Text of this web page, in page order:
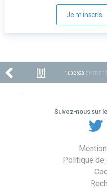
Je m'inscris
1 002 623
Suivez-nous sur
Politique de